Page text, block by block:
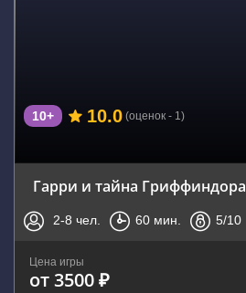
10+ 10.0 (оценок - 1)
Гарри и тайна Гриффиндора
2-8 чел. 60 мин. 5/10
Цена игры
от 3500 ₽